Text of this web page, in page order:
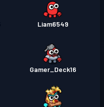
Liam6549
Gamer_Deck16